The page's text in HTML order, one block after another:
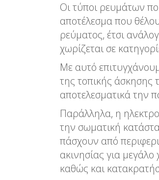
Oι τύποι ρευμάτων
αποτέλεσμα που
ρεύματος, έτσι
χωρίζεται σε
Με αυτό
της τοπικής άσκησης
αποτελεσματικά την
Παράλληλα, η
την σωματική
πάσχουν από
ακινησίας για
καθώς και